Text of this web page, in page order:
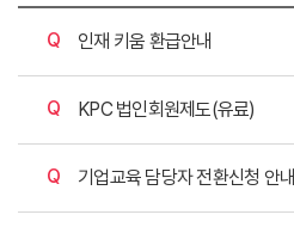
질문
인재 키움 환급안내
질문
KPC 법인회원제도(유료)
질문
기업교육 담당자 전환신청 안내